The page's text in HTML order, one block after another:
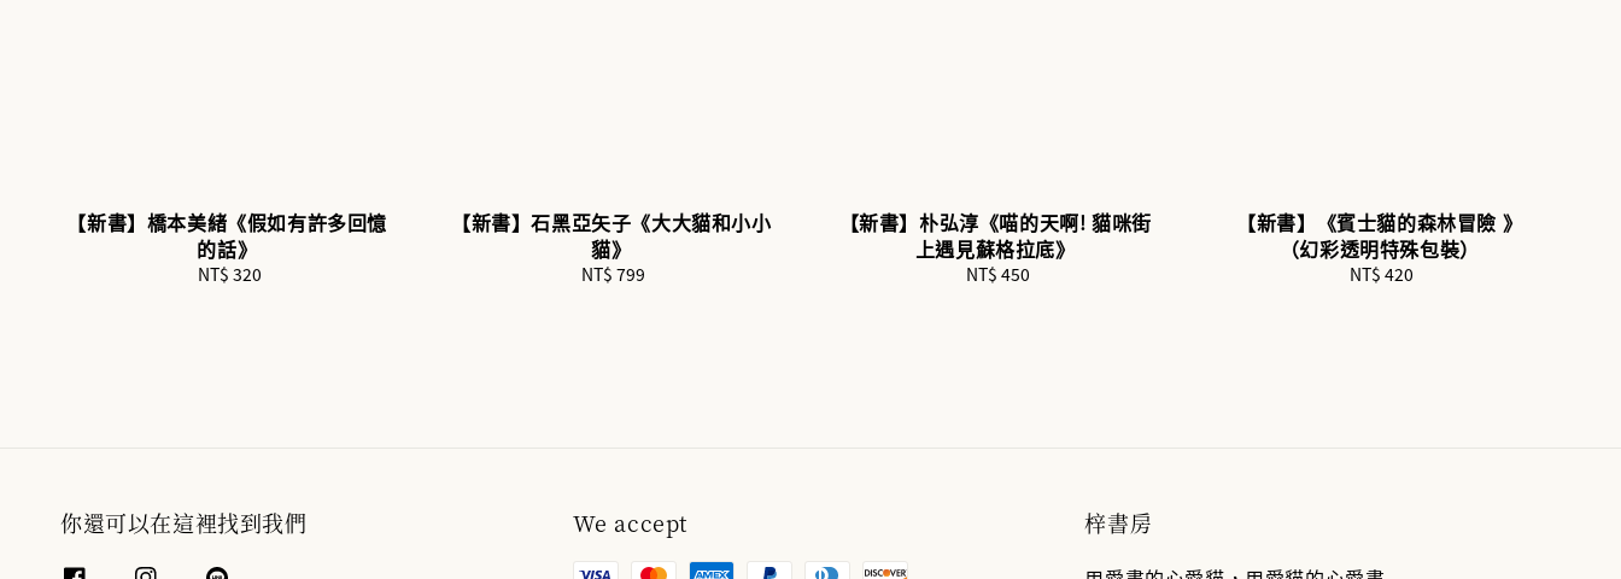
【新書】橋本美緒《假如有許多回憶
的話》
Regular
NT$ 320
【新書】石黑亞矢子《大大貓和小小
貓》
Regular
NT$ 799
【新書】朴弘淳《喵的天啊! 貓咪街
上遇見蘇格拉底》
Regular
NT$ 450
【新書】《賓士貓的森林冒險 》
（幻彩透明特殊包裝）
Regular
NT$ 420
你還可以在這裡找到我們 We accept 梓書房